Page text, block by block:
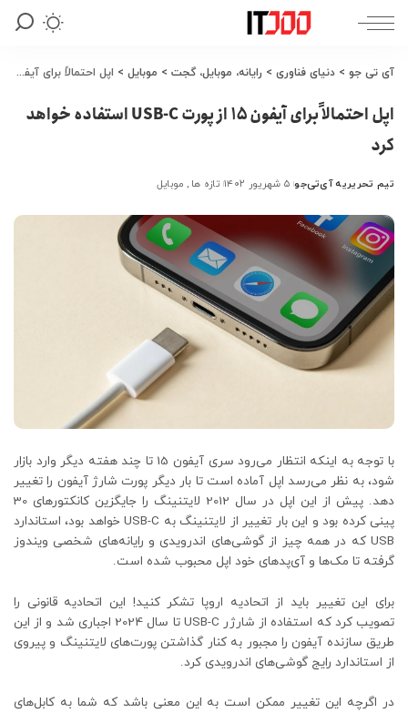
آی تی جو > دنیای فناوری > رایانه، موبایل، گجت > موبایل > اپل احتمالاً برای آیفون 15 از پورت USB-C استفاده خواهد کرد
اپل احتمالاً برای آیفون 15 از پورت USB-C استفاده خواهد
کرد
ارسال
توسط
تیم تحریریه آی‌تی‌جو ۵ شهریور ۱۴۰۲ تازه ها موبایل
با توجه به اینکه انتظار می‌رود سری آیفون 15 تا چند هفته دیگر وارد بازار
شود، به نظر می‌رسد اپل آماده است تا بار دیگر پورت شارژ آیفون را تغییر
دهد. پیش از این اپل در سال 2012 لایتنینگ را جایگزین کانکتورهای 30
پینی کرده بود و این بار تغییر از لایتنینگ به USB-C خواهد بود، استاندارد
USB که در همه چیز از گوشی‌های اندرویدی و رایانه‌های شخصی ویندوز
گرفته تا مک‌ها و آی‌پدهای خود اپل محبوب شده است.
برای این تغییر باید از اتحادیه اروپا تشکر کنید! این اتحادیه قانونی را
تصویب کرد که استفاده از شارژر USB-C تا سال 2024 اجباری شد و از این
طریق سازنده آیفون را مجبور به کنار گذاشتن پورت‌های لایتنینگ و پیروی
از استاندارد رایج گوشی‌های اندرویدی کرد.
در اگرچه این تغییر ممکن است به این معنی باشد که شما به کابل‌های